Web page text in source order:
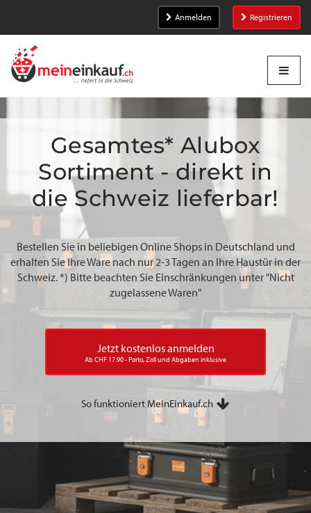
Anmelden Registrieren
Gesamtes* Alubox
Sortiment - direkt in
die Schweiz lieferbar!
Bestellen Sie in beliebigen Online Shops in Deutschland und
erhalten Sie Ihre Ware nach nur 2-3 Tagen an Ihre Haustür in der
Schweiz. *) Bitte beachten Sie Einschränkungen unter "Nicht
zugelassene Waren"
Jetzt kostenlos anmelden
Ab CHF 17.90 - Porto, Zoll und Abgaben inklusive
So funktioniert MeinEinkauf.ch